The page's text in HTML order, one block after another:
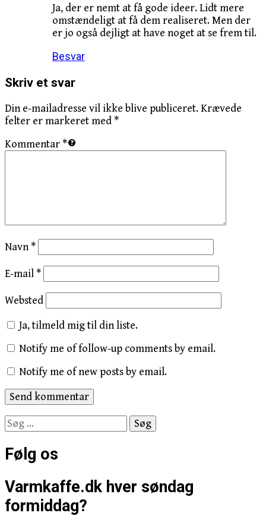
Ja, der er nemt at få gode ideer. Lidt mere
omstændeligt at få dem realiseret. Men der
er jo også dejligt at have noget at se frem til.
Besvar
Skriv et svar
Din e-mailadresse vil ikke blive publiceret.Krævede
felter er markeret med*
Kommentar*
Navn*
E-mail*
Websted
Ja, tilmeld mig til din liste.
Notify me of follow-up comments by email.
Notify me of new posts by email.
Søg
efter:
Følg os
Varmkaffe.dk hver søndag
formiddag?